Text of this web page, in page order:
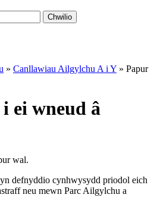
Chwilio
» Canllawiau Ailgylchu A i Y » Papur
ei wneud â
wal.
defnyddio cynhwysydd priodol eich
neu mewn Parc Ailgylchu a